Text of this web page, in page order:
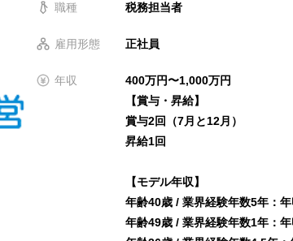
職種 税務担当者
雇用形態 正社員
年収
400万円〜1,000万円
【賞与・昇給】
賞与2回（7月と12月）
昇給1回
【モデル年収】
年齢40歳 / 業界経験年数5年：
年齢49歳 / 業界経験年数1年：